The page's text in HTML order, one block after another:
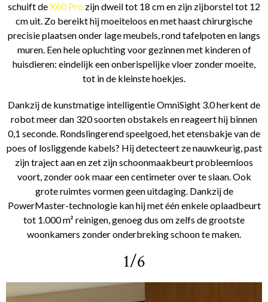
schuift deX60 Pro zijn dweil tot 18 cm en zijn zijborstel tot 12
cm uit. Zo bereikt hij moeiteloos en met haast chirurgische
precisie plaatsen onder lage meubels, rond tafelpoten en langs
muren. Een hele opluchting voor gezinnen met kinderen of
huisdieren: eindelijk een onberispelijke vloer zonder moeite,
tot in de kleinste hoekjes.
Dankzij de kunstmatige intelligentie OmniSight 3.0 herkent de
robot meer dan 320 soorten obstakels en reageert hij binnen
0,1 seconde. Rondslingerend speelgoed, het etensbakje van de
poes of losliggende kabels? Hij detecteert ze nauwkeurig, past
zijn traject aan en zet zijn schoonmaakbeurt probleemloos
voort, zonder ook maar een centimeter over te slaan. Ook
grote ruimtes vormen geen uitdaging. Dankzij de
PowerMaster-technologie kan hij met één enkele oplaadbeurt
tot 1.000 m² reinigen, genoeg dus om zelfs de grootste
woonkamers zonder onderbreking schoon te maken.
1/6